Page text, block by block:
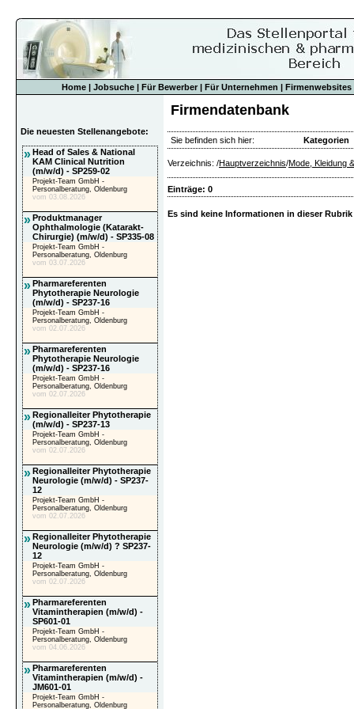
Home| Jobsuche| Für Bewerber| Für Unternehmen | Firmenwebsites
Die neuesten Stellenangebote:
»Head of Sales & National
KAM Clinical Nutrition
(m/w/d) - SP259-02
Projekt-Team GmbH -
Personalberatung, Oldenburg
vom 03.08.2026
»Produktmanager
Ophthalmologie (Katarakt-
Chirurgie) (m/w/d) - SP335-08
Projekt-Team GmbH -
Personalberatung, Oldenburg
vom 03.07.2026
»Pharmareferenten
Phytotherapie Neurologie
(m/w/d) - SP237-16
Projekt-Team GmbH -
Personalberatung, Oldenburg
vom 02.07.2026
»Pharmareferenten
Phytotherapie Neurologie
(m/w/d) - SP237-16
Projekt-Team GmbH -
Personalberatung, Oldenburg
vom 02.07.2026
»Regionalleiter Phytotherapie
(m/w/d) - SP237-13
Projekt-Team GmbH -
Personalberatung, Oldenburg
vom 02.07.2026
»Regionalleiter Phytotherapie
Neurologie (m/w/d) - SP237-
12
Projekt-Team GmbH -
Personalberatung, Oldenburg
vom 02.07.2026
»Regionalleiter Phytotherapie
Neurologie (m/w/d) ? SP237-
12
Projekt-Team GmbH -
Personalberatung, Oldenburg
vom 02.07.2026
»Pharmareferenten
Vitamintherapien (m/w/d) -
SP601-01
Projekt-Team GmbH -
Personalberatung, Oldenburg
vom 04.06.2026
»Pharmareferenten
Vitamintherapien (m/w/d) -
JM601-01
Projekt-Team GmbH -
Personalberatung, Oldenburg
Firmendatenbank
Sie befinden sich hier: Kategorien
Verzeichnis: /Hauptverzeichnis/Mode, Kleidung
Einträge: 0
Es sind keine Informationen in dieser